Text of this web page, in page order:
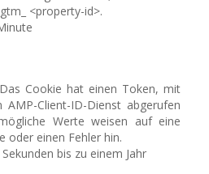
<property-id>.
Das Cookie hat einen Token, mit
Client-ID-Dienst abgerufen
Werte weisen auf eine
oder einen Fehler hin.
bis zu einem Jahr